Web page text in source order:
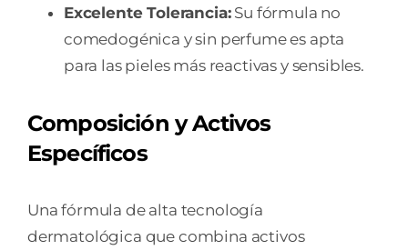
Excelente Tolerancia:Su fórmula no
comedogénica y sin perfume es apta
para las pieles más reactivas y sensibles.
Composición y Activos
Específicos
Una fórmula de alta tecnología
dermatológica que combina activos